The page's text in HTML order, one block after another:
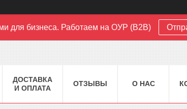
для бизнеса. Работаем на ОУР (B2B)
ДОСТАВКА
И ОПЛАТА
ОТЗЫВЫ О НАС